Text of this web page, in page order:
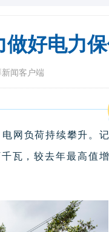
做好电力
闻客户端
网负荷持续攀升。
瓦，较去年最高值